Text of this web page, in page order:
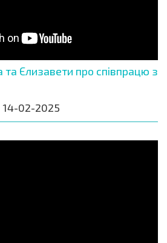
та Єлизавети про співпрацю з
14-02-2025